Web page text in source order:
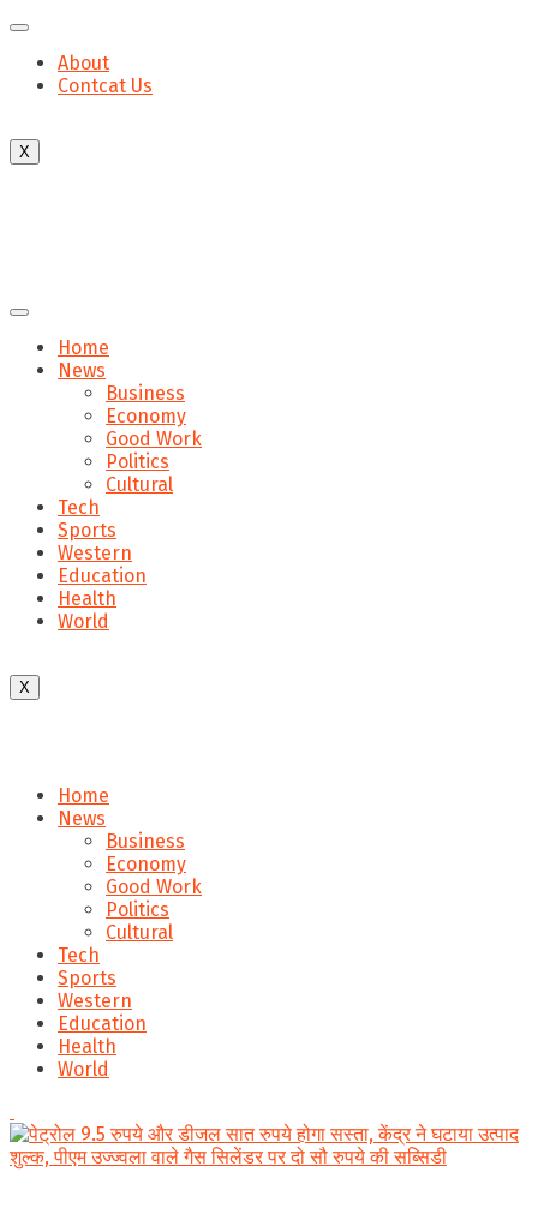
About
Contcat Us
X
Home
News
Business
Economy
Good Work
Politics
Cultural
Tech
Sports
Western
Education
Health
World
X
Home
News
Business
Economy
Good Work
Politics
Cultural
Tech
Sports
Western
Education
Health
World